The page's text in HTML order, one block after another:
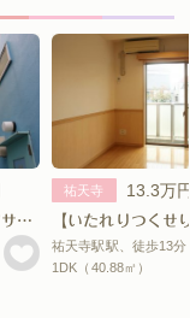
【鮮やかカラーのアサイラム】
祐天寺 13.3万
祐天寺駅駅、徒歩13分
1DK（40.88㎡）